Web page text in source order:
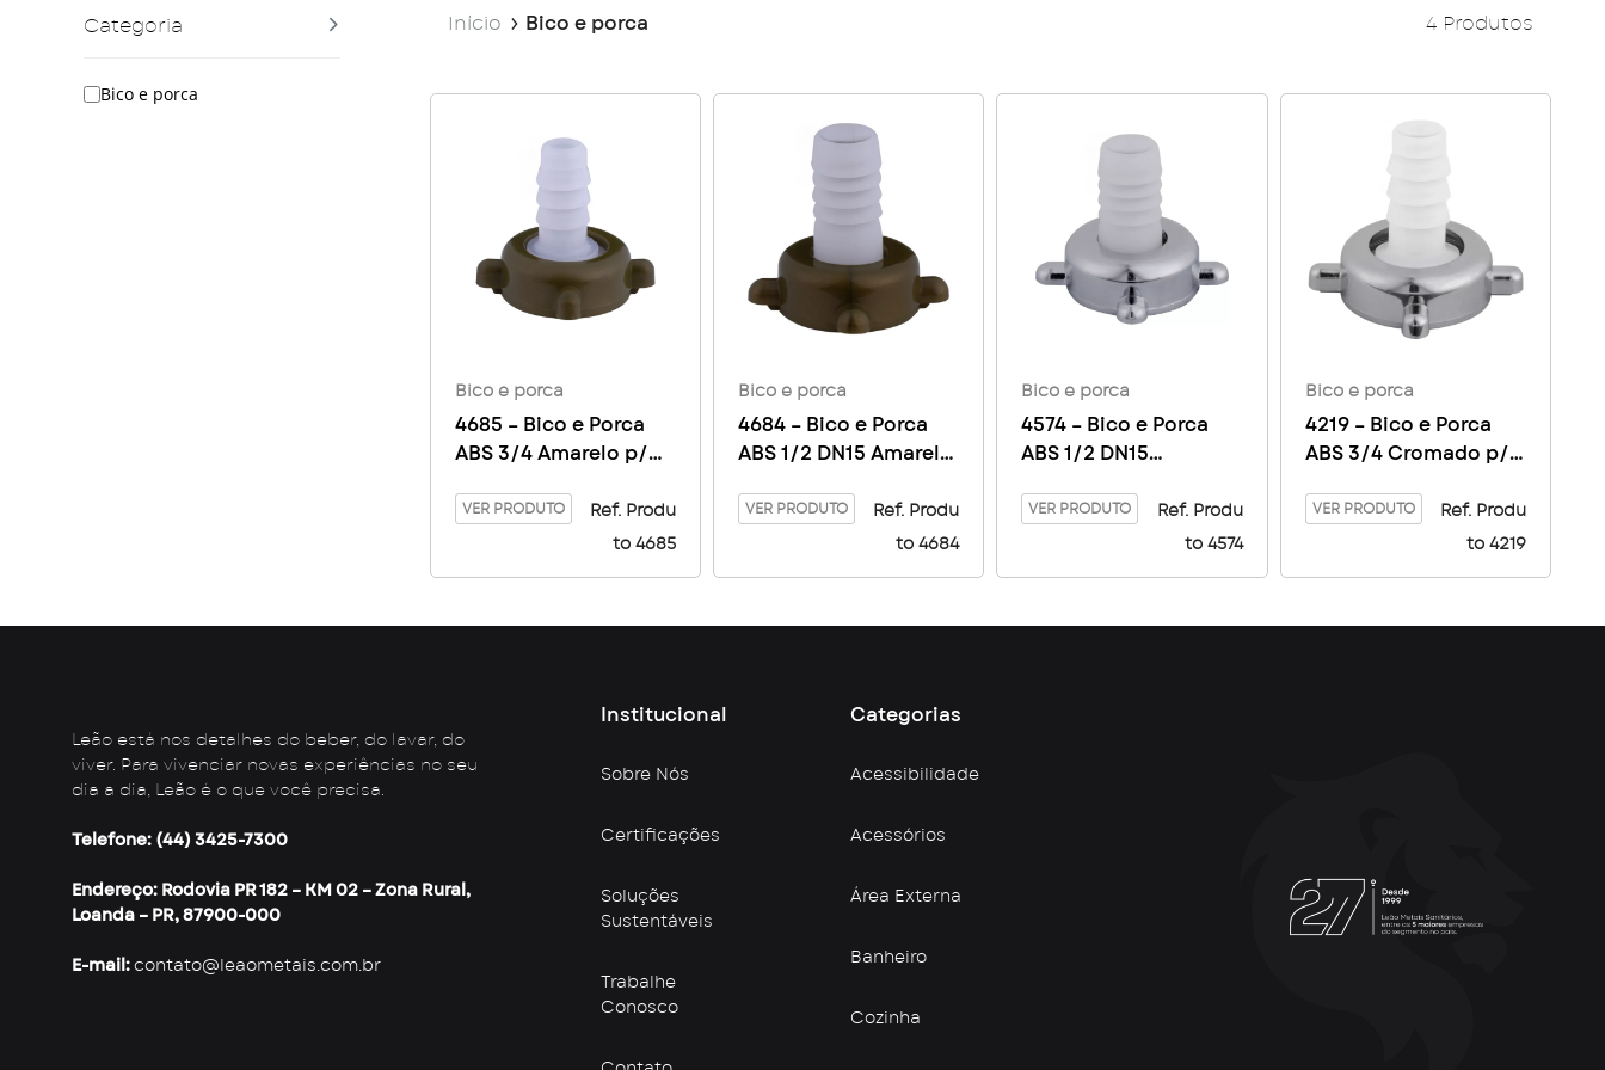
Início Bico e porca 4 Produtos
Bico e porca
4685 – Bico e Porca
ABS 3/4 Amarelo p/
VER PRODUTO
Ref. Produ
to 4685
Bico e porca
4684 – Bico e Porca
ABS 1/2 DN15 Amarelo
VER PRODUTO
Ref. Produ
to 4684
Bico e porca
4574 – Bico e Porca
ABS 1/2 DN15
Jardim
VER PRODUTO
Ref. Produ
to 4574
Bico e porca
4219 – Bico e Porca
ABS 3/4 Cromado p/
VER PRODUTO
Ref. Produ
to 4219
Categoria
Bico e porca
Leão está nos detalhes do beber, do lavar, do
viver. Para vivenciar novas experiências no seu
dia a dia, Leão é o que você precisa.
Telefone: (44) 3425-7300
Endereço: Rodovia PR 182 – KM 02 – Zona Rural,
Loanda – PR, 87900-000
E-mail: contato@leaometais.com.br
Institucional
Sobre Nós
Certificações
Soluções
Sustentáveis
Trabalhe
Conosco
Categorias
Acessibilidade
Acessórios
Área Externa
Banheiro
Cozinha